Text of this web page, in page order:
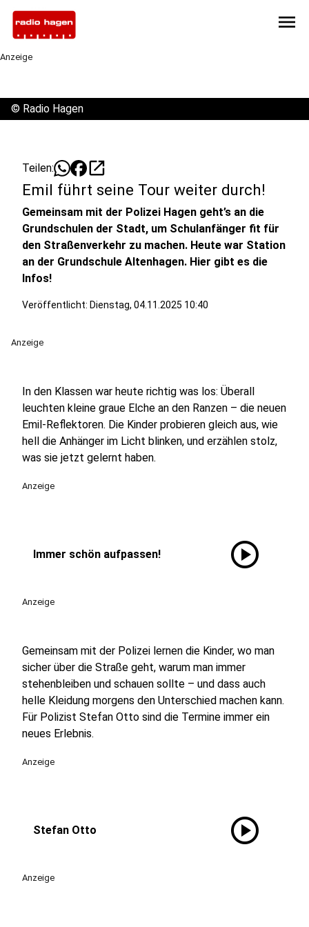
menu
Anzeige
© Radio Hagen
Teilen: open_in_new
Emil führt seine Tour weiter durch!
Gemeinsam mit der Polizei Hagen geht’s an die
Grundschulen der Stadt, um Schulanfänger fit für
den Straßenverkehr zu machen. Heute war Station
an der Grundschule Altenhagen. Hier gibt es die
Infos!
Veröffentlicht: Dienstag, 04.11.2025 10:40
Anzeige
In den Klassen war heute richtig was los: Überall
leuchten kleine graue Elche an den Ranzen – die neuen
Emil-Reflektoren. Die Kinder probieren gleich aus, wie
hell die Anhänger im Licht blinken, und erzählen stolz,
was sie jetzt gelernt haben.
Anzeige
Immer schön aufpassen! play_circle
Anzeige
Gemeinsam mit der Polizei lernen die Kinder, wo man
sicher über die Straße geht, warum man immer
stehenbleiben und schauen sollte – und dass auch
helle Kleidung morgens den Unterschied machen kann.
Für Polizist Stefan Otto sind die Termine immer ein
neues Erlebnis.
Anzeige
Stefan Otto play_circle
Anzeige